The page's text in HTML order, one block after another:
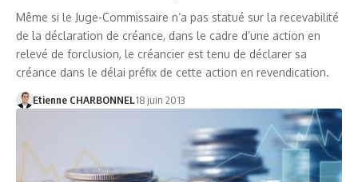
Même si le Juge-Commissaire n’a pas statué sur la recevabilité
de la déclaration de créance, dans le cadre d’une action en
relevé de forclusion, le créancier est tenu de déclarer sa
créance dans le délai préfix de cette action en revendication.
Etienne CHARBONNEL18 juin 2013